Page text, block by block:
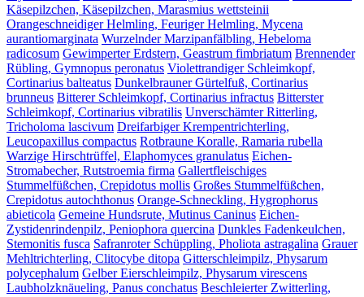
Käsepilzchen, Käsepilzchen, Marasmius wettsteinii
Orangeschneidiger Helmling, Feuriger Helmling, Mycena
aurantiomarginata Wurzelnder Marzipanfälbling, Hebeloma
radicosum Gewimperter Erdstern, Geastrum fimbriatum Brennender
Rübling, Gymnopus peronatus Violettrandiger Schleimkopf,
Cortinarius balteatus Dunkelbrauner Gürtelfuß, Cortinarius
brunneus Bitterer Schleimkopf, Cortinarius infractus Bitterster
Schleimkopf, Cortinarius vibratilis Unverschämter Ritterling,
Tricholoma lascivum Dreifarbiger Krempentrichterling,
Leucopaxillus compactus Rotbraune Koralle, Ramaria rubella
Warzige Hirschtrüffel, Elaphomyces granulatus Eichen-
Stromabecher, Rutstroemia firma Gallertfleischiges
Stummelfüßchen, Crepidotus mollis Großes Stummelfüßchen,
Crepidotus autochthonus Orange-Schneckling, Hygrophorus
abieticola Gemeine Hundsrute, Mutinus Caninus Eichen-
Zystidenrindenpilz, Peniophora quercina Dunkles Fadenkeulchen,
Stemonitis fusca Safranroter Schüppling, Pholiota astragalina Grauer
Mehltrichterling, Clitocybe ditopa Gitterschleimpilz, Physarum
polycephalum Gelber Eierschleimpilz, Physarum virescens
Laubholzknäueling, Panus conchatus Beschleierter Zwitterling,